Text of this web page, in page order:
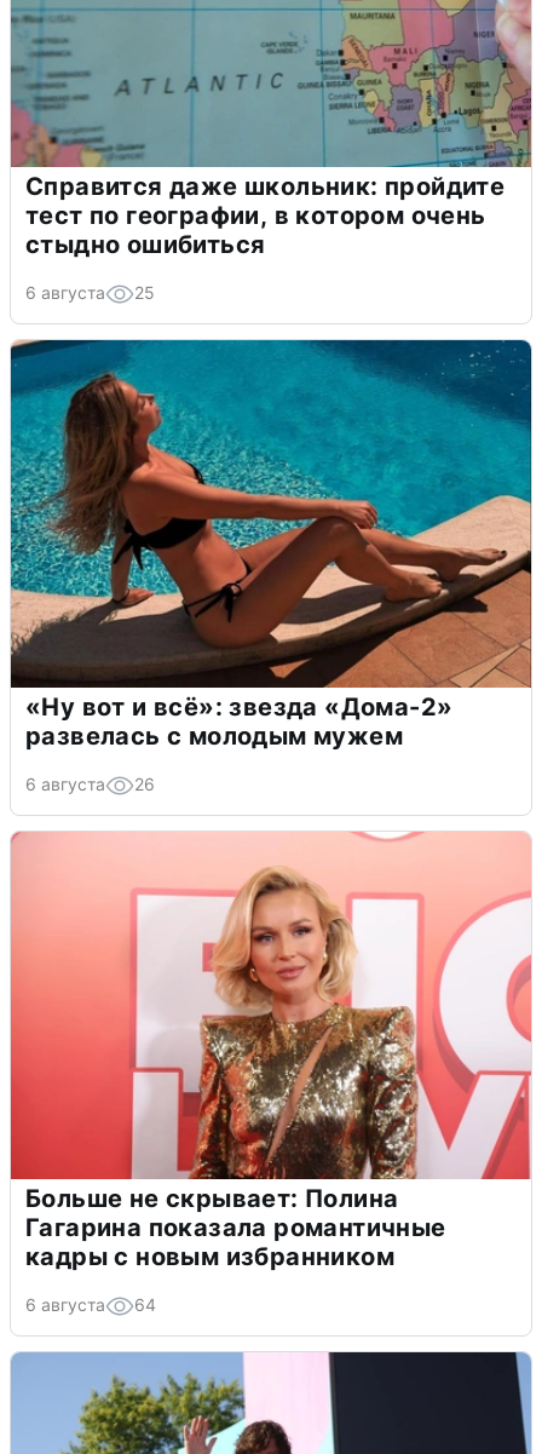
Справится даже школьник: пройдите
тест по географии, в котором очень
стыдно ошибиться
6 августа 25
«Ну вот и всё»: звезда «Дома-2»
развелась с молодым мужем
6 августа 26
Больше не скрывает: Полина
Гагарина показала романтичные
кадры с новым избранником
6 августа 64